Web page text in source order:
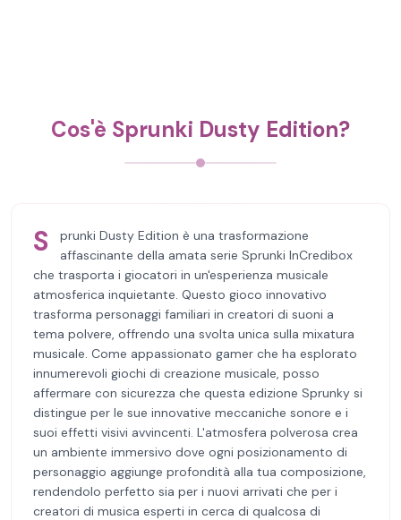
Cos'è Sprunki Dusty Edition?
S
prunki Dusty Edition è una trasformazione
affascinante della amata serie Sprunki InCredibox
che trasporta i giocatori in un'esperienza musicale
atmosferica inquietante. Questo gioco innovativo
trasforma personaggi familiari in creatori di suoni a
tema polvere, offrendo una svolta unica sulla mixatura
musicale. Come appassionato gamer che ha esplorato
innumerevoli giochi di creazione musicale, posso
affermare con sicurezza che questa edizione Sprunky si
distingue per le sue innovative meccaniche sonore e i
suoi effetti visivi avvincenti. L'atmosfera polverosa crea
un ambiente immersivo dove ogni posizionamento di
personaggio aggiunge profondità alla tua composizione,
rendendolo perfetto sia per i nuovi arrivati che per i
creatori di musica esperti in cerca di qualcosa di